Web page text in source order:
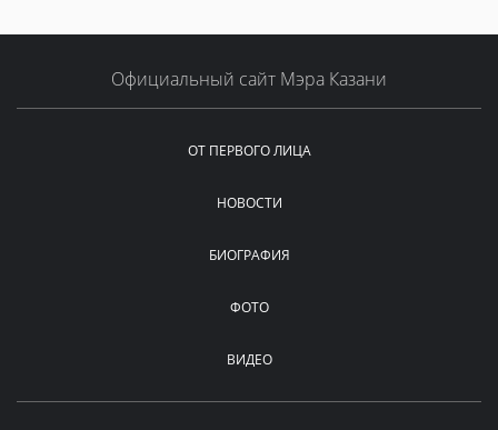
Официальный сайт Мэра Казани
ОТ ПЕРВОГО ЛИЦА
НОВОСТИ
БИОГРАФИЯ
ФОТО
ВИДЕО